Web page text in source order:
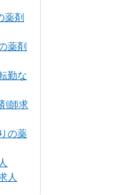
薬剤
薬剤
勤な
師求
の薬
人